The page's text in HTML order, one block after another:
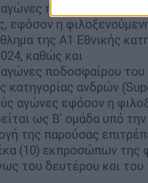
ποδοσφαίρου του
εφόσον η
της Α1 Εθνικής
καθώς και
ποδοσφαίρου
κατηγορίας ανδρών
αγώνες εφόσον η
ως Β' ομάδα υπό
της παρούσας
(10) εκπροσώπων της
του δευτέρου και